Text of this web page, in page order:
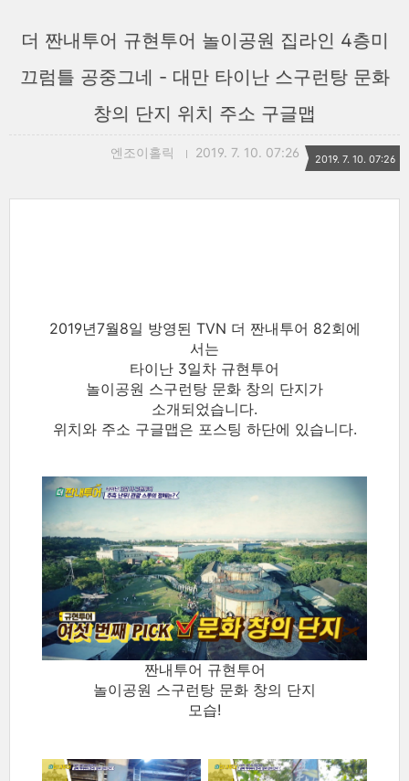
더 짠내투어 규현투어 놀이공원 집라인 4층미
끄럼틀 공중그네 - 대만 타이난 스구런탕 문화
창의 단지 위치 주소 구글맵
엔조이홀릭 2019. 7. 10. 07:26 2019. 7. 10. 07:26
2019년7월8일 방영된 TVN 더 짠내투어 82회에
서는
타이난 3일차 규현투어
놀이공원 스구런탕 문화 창의 단지가
소개되었습니다.
위치와 주소 구글맵은 포스팅 하단에 있습니다.
짠내투어 규현투어
놀이공원 스구런탕 문화 창의 단지
모습!